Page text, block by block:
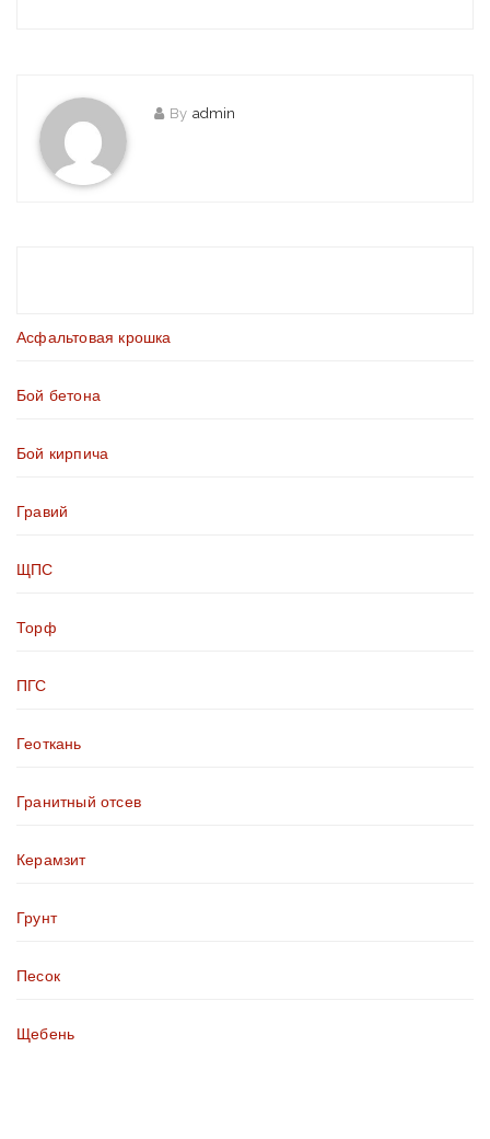
By admin
Асфальтовая крошка
Бой бетона
Бой кирпича
Гравий
ЩПС
Торф
ПГС
Геоткань
Гранитный отсев
Керамзит
Грунт
Песок
Щебень